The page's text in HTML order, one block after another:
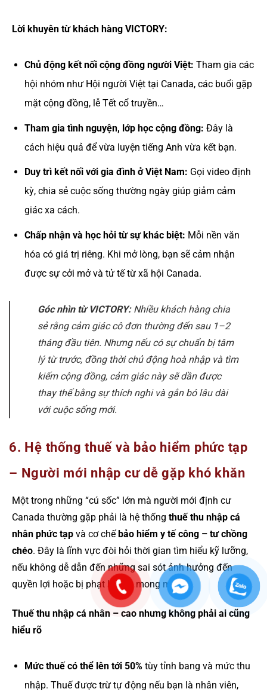
Lời khuyên từ khách hàng VICTORY:
Chủ động kết nối cộng đồng người Việt: Tham gia các
hội nhóm như Hội người Việt tại Canada, các buổi gặp
mặt cộng đồng, lễ Tết cổ truyền…
Tham gia tình nguyện, lớp học cộng đồng: Đây là
cách hiệu quả để vừa luyện tiếng Anh vừa kết bạn.
Duy trì kết nối với gia đình ở Việt Nam: Gọi video định
kỳ, chia sẻ cuộc sống thường ngày giúp giảm cảm
giác xa cách.
Chấp nhận và học hỏi từ sự khác biệt: Mỗi nền văn
hóa có giá trị riêng. Khi mở lòng, bạn sẽ cảm nhận
được sự cởi mở và tử tế từ xã hội Canada.
Góc nhìn từ VICTORY: Nhiều khách hàng chia
sẻ rằng cảm giác cô đơn thường đến sau 1–2
tháng đầu tiên. Nhưng nếu có sự chuẩn bị tâm
lý từ trước, đồng thời chủ động hoà nhập và tìm
kiếm cộng đồng, cảm giác này sẽ dần được
thay thế bằng sự thích nghi và gắn bó lâu dài
với cuộc sống mới.
6. Hệ thống thuế và bảo hiểm phức tạp
– Người mới nhập cư dễ gặp khó khăn
Một trong những “cú sốc” lớn mà người mới định cư
Canada thường gặp phải là hệ thống thuế thu nhập cá
nhân phức tạp và cơ chếbảo hiểm y tế công – tư chồng
chéo. Đây là lĩnh vực đòi hỏi thời gian tìm hiểu kỹ lưỡng,
nếu không dễ dẫn đến những sai sót ảnh hưởng đến
quyền lợi hoặc bị phạt không mong muốn.
Thuế thu nhập cá nhân – cao nhưng không phải ai cũng
hiểu rõ
Mức thuế có thể lên tới 50%tùy tỉnh bang và mức thu
nhập. Thuế được trừ tự động nếu bạn là nhân viên,